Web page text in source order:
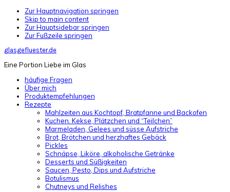
Zur Hauptnavigation springen
Skip to main content
Zur Hauptsidebar springen
Zur Fußzeile springen
glasgefluester.de
Eine Portion Liebe im Glas
häufige Fragen
Über mich
Produktempfehlungen
Rezepte
Mahlzeiten aus Kochtopf, Bratpfanne und Backofen
Kuchen. Kekse, Plätzchen und “Teilchen”
Marmeladen, Gelees und süsse Aufstriche
Brot, Brötchen und herzhaftes Gebäck
Pickles
Schnäpse, Liköre, alkoholische Getränke
Desserts und Süßigkeiten
Saucen, Pesto, Dips und Aufstriche
Botulismus
Chutneys und Relishes